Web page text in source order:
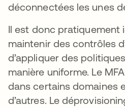
déconnectées les unes
Il est donc pratiquement
maintenir des contrôles
d’appliquer des
manière uniforme. Le
dans certains domaines
d’autres. Le